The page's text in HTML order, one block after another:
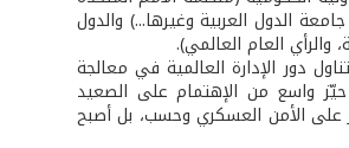
الدول العربية وغيرها...) والدول
والرأي العام العالمي).
دور الإدارة العالمية في معالجة
حيّز واسع من الإهتمام على الصعيد
على الأمن العسكري وحسب، بل أصبح